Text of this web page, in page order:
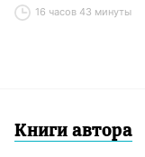
16 часов 43 минуты
Книги автора